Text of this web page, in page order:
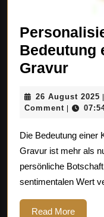
Bedeutung
Gravur
Die
einer
Kette
mit
26 August 2025 |
Comment |
Die Bedeutung einer
Gravur ist mehr als
persönliche
sentimentalen Wert
Read MoreRead